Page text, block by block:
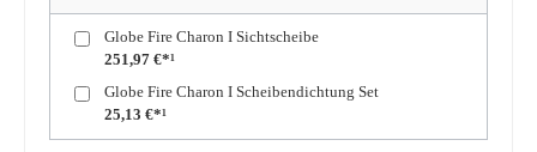
Globe Fire Charon I Sichtscheibe
251,97 €*¹
Globe Fire Charon I Scheibendichtung Set
25,13 €*¹